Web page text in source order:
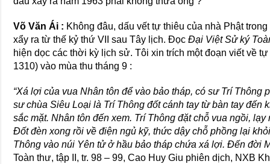
Võ Văn Ái : Không đâu, dấu vết tự thiêu của nhà Phật
xẩy ra từ thế kỷ thứ VII sau Tây lịch. ĐọcĐại Việt Sử ký
hiện dọc các thời kỳ lịch sử. Tôi xin trích một đoạn viết về
1310) vào mùa thu tháng 9 :
“Xá lợi của vua Nhân tôn để vào bảo tháp, có sư Trí Thông
sư chùa Siêu Loại là Trí Thông đốt cánh tay từ bàn tay đến
sắc mặt. Nhân tôn đến xem. Trí Thông đặt chỗ vua ngồi, lạy
Đốt đèn xong rồi về điện ngủ kỹ, thức dậy chỗ phồng lại
Thông vào núi Yên tử ở hầu bảo tháp chứa xá lợi. Đến đời
Toàn thư, tập II, tr. 98 – 99, Cao Huy Giu phiên dịch, NXB